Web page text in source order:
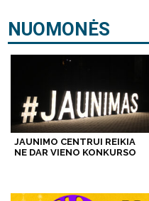
NUOMONĖS
JAUNIMO CENTRUI REIKIA
NE DAR VIENO KONKURSO